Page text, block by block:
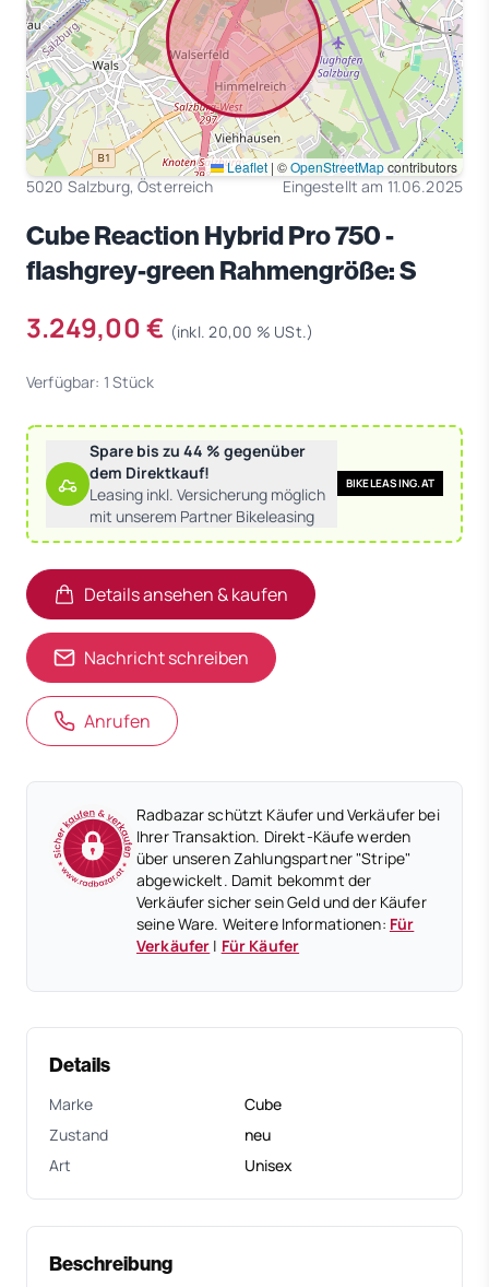
Leaflet | ©OpenStreetMapcontributors
5020 Salzburg, Österreich Eingestellt am 11.06.2025
Cube Reaction Hybrid Pro 750 -
flashgrey-green Rahmengröße: S
3.249,00 € (inkl. 20,00 % USt.)
Verfügbar: 1 Stück
Spare bis zu 44 % gegenüber
dem Direktkauf!
Leasing inkl. Versicherung möglich
mit unserem Partner Bikeleasing
BIKELEASING.AT
Details ansehen & kaufen
(öffnet in neuem Tab)
(öffnet in neuem Tab)
Nachricht schreiben
Anrufen
Radbazar schützt Käufer und Verkäufer bei
Ihrer Transaktion. Direkt-Käufe werden
über unseren Zahlungspartner "Stripe"
abgewickelt. Damit bekommt der
Verkäufer sicher sein Geld und der Käufer
seine Ware. Weitere Informationen: Für
Verkäufer | Für Käufer
Details
Marke
Cube
Zustand
neu
Art
Unisex
Beschreibung